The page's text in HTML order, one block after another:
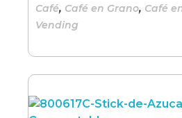
Café, Café en Grano, Café
Vending